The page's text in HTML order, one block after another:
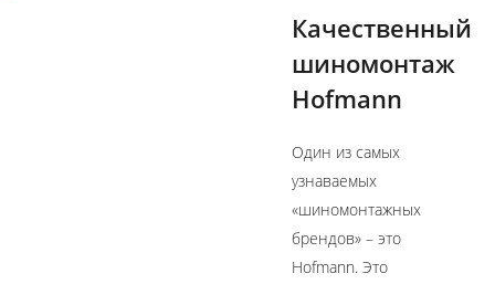
Качественный
шиномонтаж
Hofmann
Один из самых
узнаваемых
«шиномонтажных
брендов» – это
Hofmann. Это